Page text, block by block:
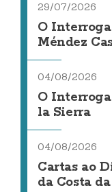
29/07/2026
O
Méndez
04/08/2026
O
la Sierra
04/08/2026
Cartas ao
da Costa